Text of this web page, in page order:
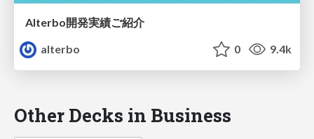
Alterbo開発実績ご紹介
alterbo
0 9.4k
Other Decks in Business